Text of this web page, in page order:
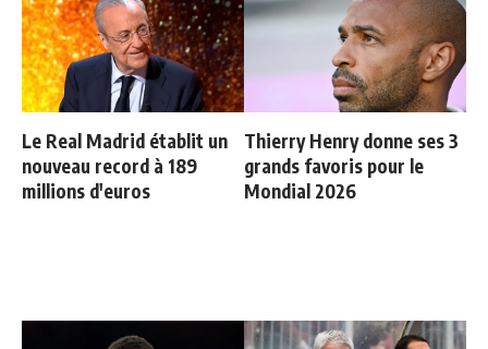
Le Real Madrid établit un
nouveau record à 189
millions d'euros
Thierry Henry donne ses 3
grands favoris pour le
Mondial 2026